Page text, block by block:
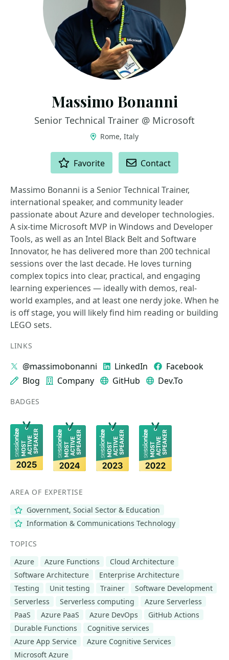
Massimo Bonanni
Senior Technical Trainer @ Microsoft
Rome, Italy
Favorite Contact
Massimo Bonanni is a Senior Technical Trainer,
international speaker, and community leader
passionate about Azure and developer technologies.
A six-time Microsoft MVP in Windows and Developer
Tools, as well as an Intel Black Belt and Software
Innovator, he has delivered more than 200 technical
sessions over the last decade. He loves turning
complex topics into clear, practical, and engaging
learning experiences — ideally with demos, real-
world examples, and at least one nerdy joke. When he
is off stage, you will likely find him reading or building
LEGO sets.
LINKS
@massimobonanni LinkedIn
Facebook
Blog
Company GitHub Dev.To
BADGES
AREA OF EXPERTISE
Government, Social Sector & Education
Information & Communications Technology
TOPICS
Azure
Azure Functions
Cloud Architecture
Software Architecture
Enterprise Architecture
Testing
Unit testing Trainer
Software Development
Serverless
Serverless computing
Azure Serverless
PaaS
Azure PaaS Azure DevOps
GitHub Actions
Durable Functions
Cognitive services
Azure App Service
Azure Cognitive Services
Microsoft Azure